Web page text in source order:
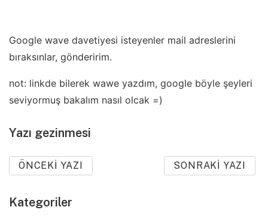
Google wave davetiyesi isteyenler mail adreslerini
bıraksınlar, gönderirim.
not: linkde bilerek wawe yazdım, google böyle şeyleri
seviyormuş bakalım nasıl olcak =)
Yazı gezinmesi
ÖNCEKI YAZI SONRAKI YAZI
Kategoriler